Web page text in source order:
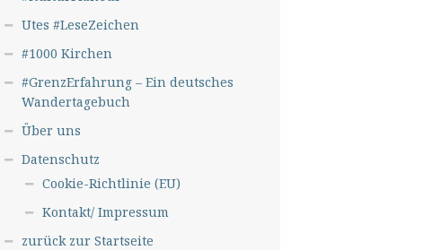
Utes #LeseZeichen
#1000 Kirchen
#GrenzErfahrung – Ein deutsches
Wandertagebuch
Über uns
Datenschutz
Cookie-Richtlinie (EU)
Kontakt/ Impressum
zurück zur Startseite